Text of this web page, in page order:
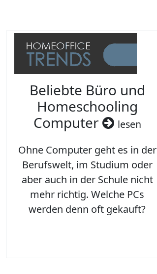
Beliebte Büro und
Homeschooling
Computer
lesen
Ohne Computer geht es in der
Berufswelt, im Studium oder
aber auch in der Schule nicht
mehr richtig. Welche PCs
werden denn oft gekauft?